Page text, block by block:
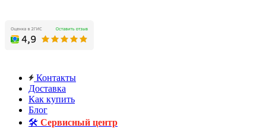
Контакты
Доставка
Как купить
Блог
🛠️ Сервисный центр